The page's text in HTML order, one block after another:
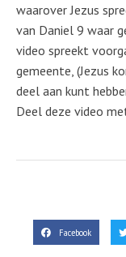
waarover Jezus
van Daniel 9 waar
video spreekt
gemeente, (Jezus
deel aan kunt
Deel deze video
Facebook